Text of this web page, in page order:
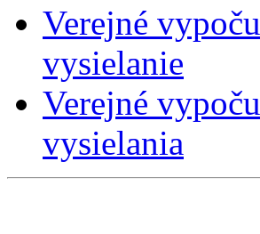
Verejné
vysielanie
Verejné
vysielania